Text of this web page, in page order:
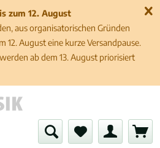
zum 12. August
aus organisatorischen Gründen
12. August eine kurze Versandpause.
ab dem 13. August priorisiert